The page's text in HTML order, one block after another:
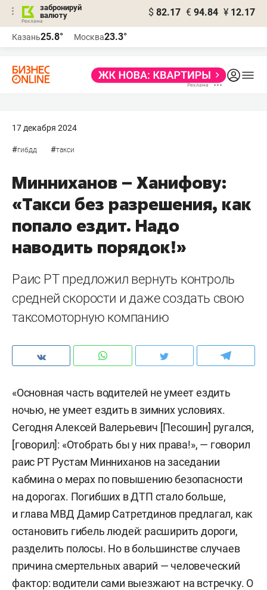
забронируй
валюту
$ 82.17 € 94.84 ¥ 12.17
Казань25.8° Москва23.3°
17 декабря 2024
#гибдд #такси
Минниханов – Ханифову:
«Такси без разрешения, как
попало ездит. Надо
наводить порядок!»
Раис РТ предложил вернуть контроль
средней скорости и даже создать свою
таксомоторную компанию
«Основная часть водителей не умеет ездить
ночью, не умеет ездить в зимних условиях.
Сегодня Алексей Валерьевич [Песошин] ругался,
[говорил]: «Отобрать бы у них права!», — говорил
раис РТ Рустам Минниханов на заседании
кабмина о мерах по повышению безопасности
на дорогах. Погибших в ДТП стало больше,
и глава МВД Дамир Сатретдинов предлагал, как
остановить гибель людей: расширить дороги,
разделить полосы. Но в большинстве случаев
причина смертельных аварий — человеческий
фактор: водители сами выезжают на встречку. О